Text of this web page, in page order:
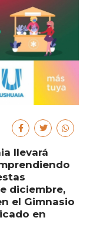
llevará
diciembre,
el Gimnasio
en